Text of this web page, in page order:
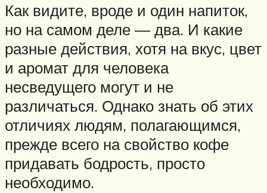
Как видите, вроде и один напиток,
но на самом деле — два. И какие
разные действия, хотя на вкус, цвет
и аромат для человека
несведущего могут и не
различаться. Однако знать об этих
отличиях людям, полагающимся,
прежде всего на свойство кофе
придавать бодрость, просто
необходимо.